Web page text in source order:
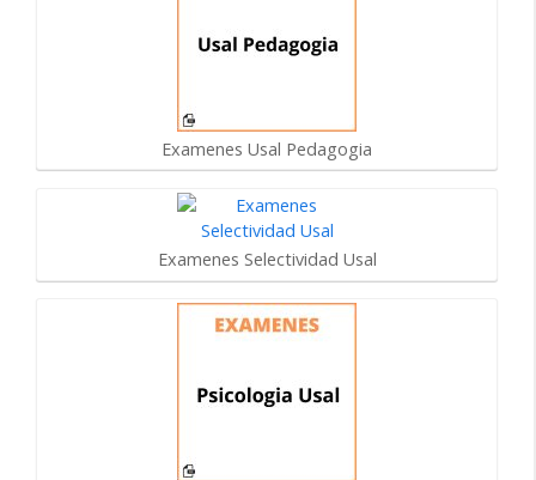
Examenes Usal Pedagogia
Examenes Selectividad Usal